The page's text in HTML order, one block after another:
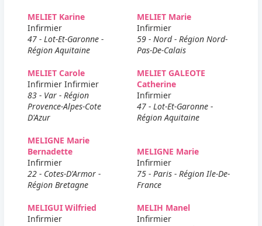
MELIET Karine
Infirmier
47 - Lot-Et-Garonne -
Région Aquitaine
MELIET Marie
Infirmier
59 - Nord - Région Nord-
Pas-De-Calais
MELIET Carole
Infirmier Infirmier
83 - Var - Région
Provence-Alpes-Cote
D'Azur
MELIET GALEOTE
Catherine
Infirmier
47 - Lot-Et-Garonne -
Région Aquitaine
MELIGNE Marie
Bernadette
Infirmier
22 - Cotes-D'Armor -
Région Bretagne
MELIGNE Marie
Infirmier
75 - Paris - Région Ile-De-
France
MELIGUI Wilfried
Infirmier
MELIH Manel
Infirmier